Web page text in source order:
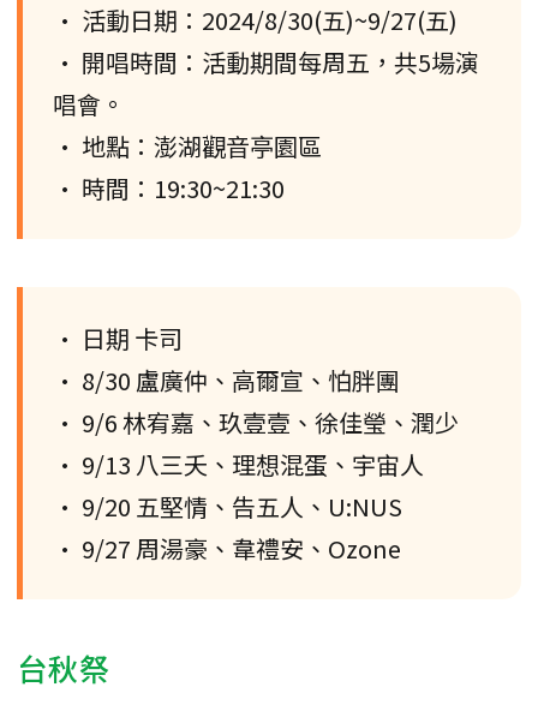
• 活動日期：2024/8/30(五)~9/27(五)
• 開唱時間：活動期間每周五，共5場演
唱會。
• 地點：澎湖觀音亭園區
• 時間：19:30~21:30
• 日期 卡司
• 8/30 盧廣仲、高爾宣、怕胖團
• 9/6 林宥嘉、玖壹壹、徐佳瑩、潤少
• 9/13 八三夭、理想混蛋、宇宙人
• 9/20 五堅情、告五人、U:NUS
• 9/27 周湯豪、韋禮安、Ozone
台秋祭